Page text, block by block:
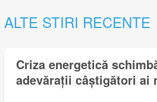
ALTE STIRI RECENTE
Criza energetică
adevărații câștigători ai